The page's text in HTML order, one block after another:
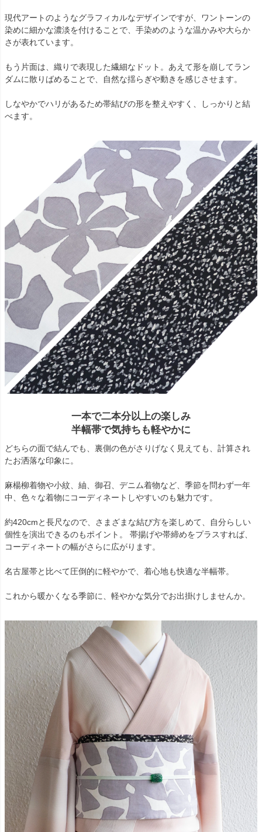
現代アートのようなグラフィカルなデザインですが、ワントーンの
染めに細かな濃淡を付けることで、手染めのような温かみや大らか
さが表れています。
もう片面は、織りで表現した繊細なドット。あえて形を崩してラン
ダムに散りばめることで、自然な揺らぎや動きを感じさせます。
しなやかでハリがあるため帯結びの形を整えやすく、しっかりと結
べます。
一本で二本分以上の楽しみ
半幅帯で気持ちも軽やかに
どちらの面で結んでも、裏側の色がさりげなく見えても、計算され
たお洒落な印象に。
麻楊柳着物や小紋、紬、御召、デニム着物など、季節を問わず一年
中、色々な着物にコーディネートしやすいのも魅力です。
約420cmと長尺なので、さまざまな結び方を楽しめて、自分らしい
個性を演出できるのもポイント。 帯揚げや帯締めをプラスすれば、
コーディネートの幅がさらに広がります。
名古屋帯と比べて圧倒的に軽やかで、着心地も快適な半幅帯。
これから暖かくなる季節に、軽やかな気分でお出掛けしませんか。